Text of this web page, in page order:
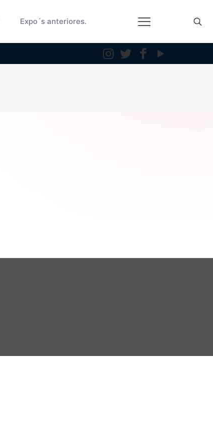
Expo´s anteriores.